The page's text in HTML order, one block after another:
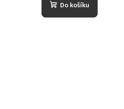
Do košíku